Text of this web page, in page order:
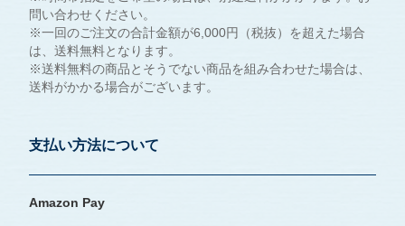
問い合わせください。
※一回のご注文の合計金額が6,000円（税抜）を超えた場合
は、送料無料となります。
※送料無料の商品とそうでない商品を組み合わせた場合は、
送料がかかる場合がございます。
支払い方法について
Amazon Pay